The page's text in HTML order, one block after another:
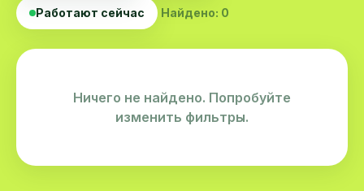
Работают сейчас Найдено: 0
Ничего не найдено. Попробуйте
изменить фильтры.